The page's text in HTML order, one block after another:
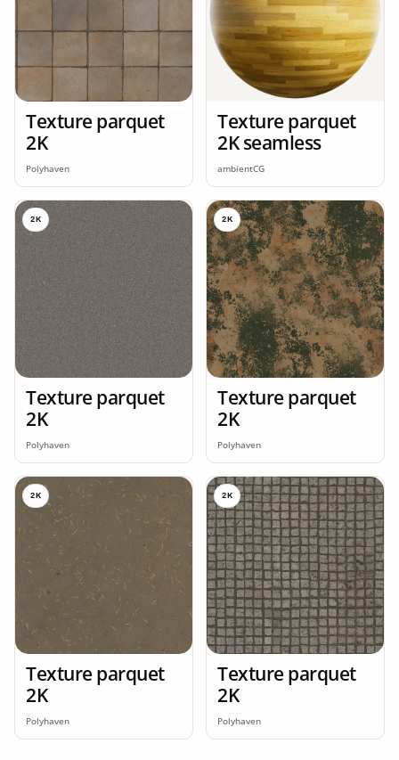
Texture parquet
2K
Polyhaven
Texture parquet
2K seamless
ambientCG
2K
Texture parquet
2K
Polyhaven
2K
Texture parquet
2K
Polyhaven
2K
Texture parquet
2K
Polyhaven
2K
Texture parquet
2K
Polyhaven